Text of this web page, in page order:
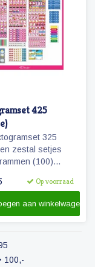
425
325
zestal setjes
(100)
dagen van de
Op voorraad
aan winkelwagen
100,-